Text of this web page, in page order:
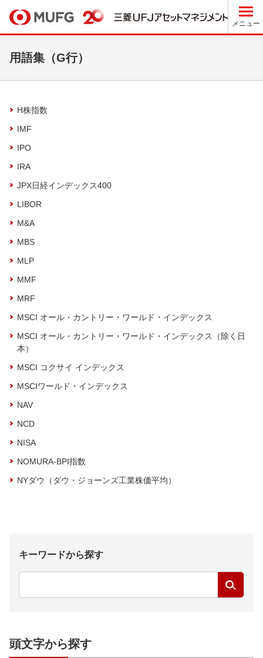
メニュー
用語集 （G行）
H株指数
IMF
IPO
IRA
JPX日経インデックス400
LIBOR
M&A
MBS
MLP
MMF
MRF
MSCI オール・カントリー・ワールド・インデックス
MSCI オール・カントリー・ワールド・インデックス（除く日
本）
MSCI コクサイ インデックス
MSCIワールド・インデックス
NAV
NCD
NISA
NOMURA-BPI指数
NYダウ（ダウ・ジョーンズ工業株価平均）
キーワードから探す
索
頭文字から探す